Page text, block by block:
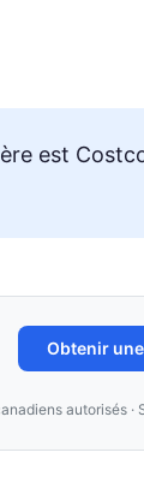
est
Obtenir
autorisés ·